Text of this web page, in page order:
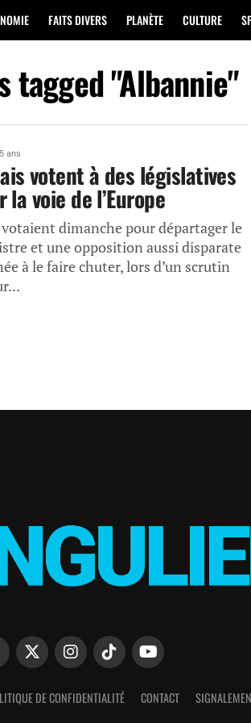
FAITS DIVERS PLANÈTE CULTURE
tagged "Albannie"
ans
votent à des législatives
voie de l’Europe
dimanche pour départager le
et une opposition aussi disparate
à le faire chuter, lors d’un scrutin
DE CONFIDENTIALITÉ CONTACT